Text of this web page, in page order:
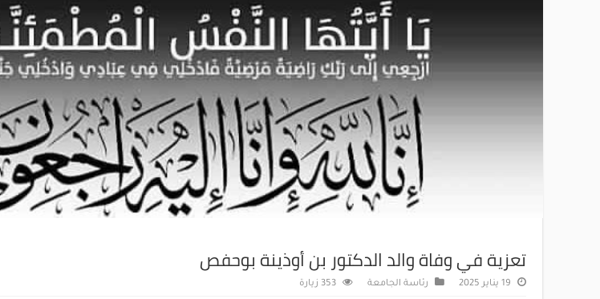
تعزية في وفاة والد الدكتور بن أوذينة بوحفص
19 يناير 2025 رئاسة الجامعة 353 زيارة